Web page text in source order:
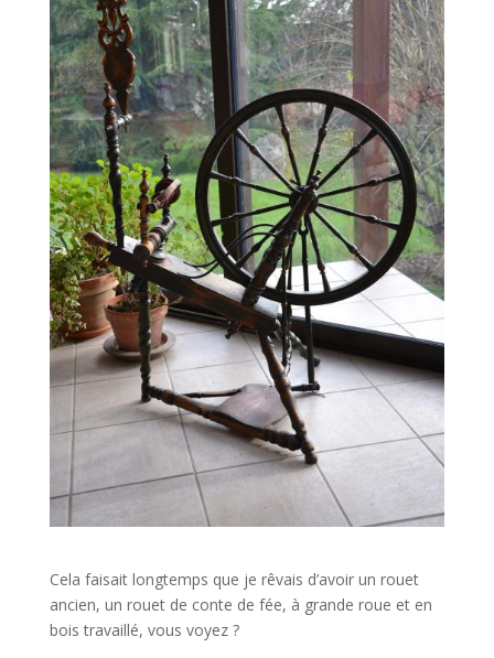
Cela faisait longtemps que je rêvais d’avoir un rouet
ancien, un rouet de conte de fée, à grande roue et en
bois travaillé, vous voyez ?